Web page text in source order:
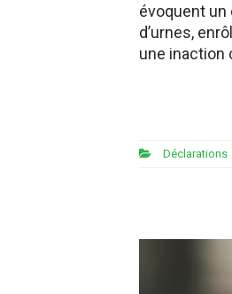
évoquent un
d’urnes,
une inaction
Déclarations